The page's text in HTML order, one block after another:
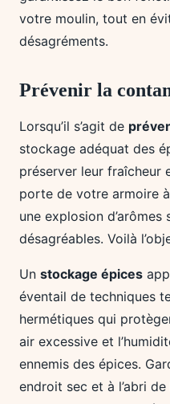
votre moulin, tout en
désagréments.
Prévenir la
Lorsqu’il s’agit de
stockage adéquat des
préserver leur fraîcheur
porte de votre armoire
une explosion d’arômes
désagréables. Voilà
Un stockage épices
éventail de techniques
hermétiques qui
air excessive et
ennemis des épices.
endroit sec et à l’abri